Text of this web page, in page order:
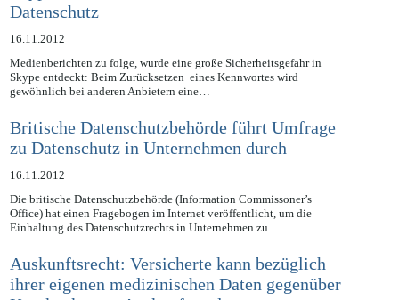
Skype: Kritisches Sicherheitsleck im
Datenschutz
16.11.2012
Medienberichten zu folge, wurde eine große Sicherheitsgefahr in
Skype entdeckt: Beim Zurücksetzen eines Kennwortes wird
Britische Datenschutzbehörde führt Umfrage
zu Datenschutz in Unternehmen durch
16.11.2012
Die britische Datenschutzbehörde (Information Commissoner’s
Office) hat einen Fragebogen im Internet veröffentlicht, um die
Auskunftsrecht: Versicherte kann bezüglich